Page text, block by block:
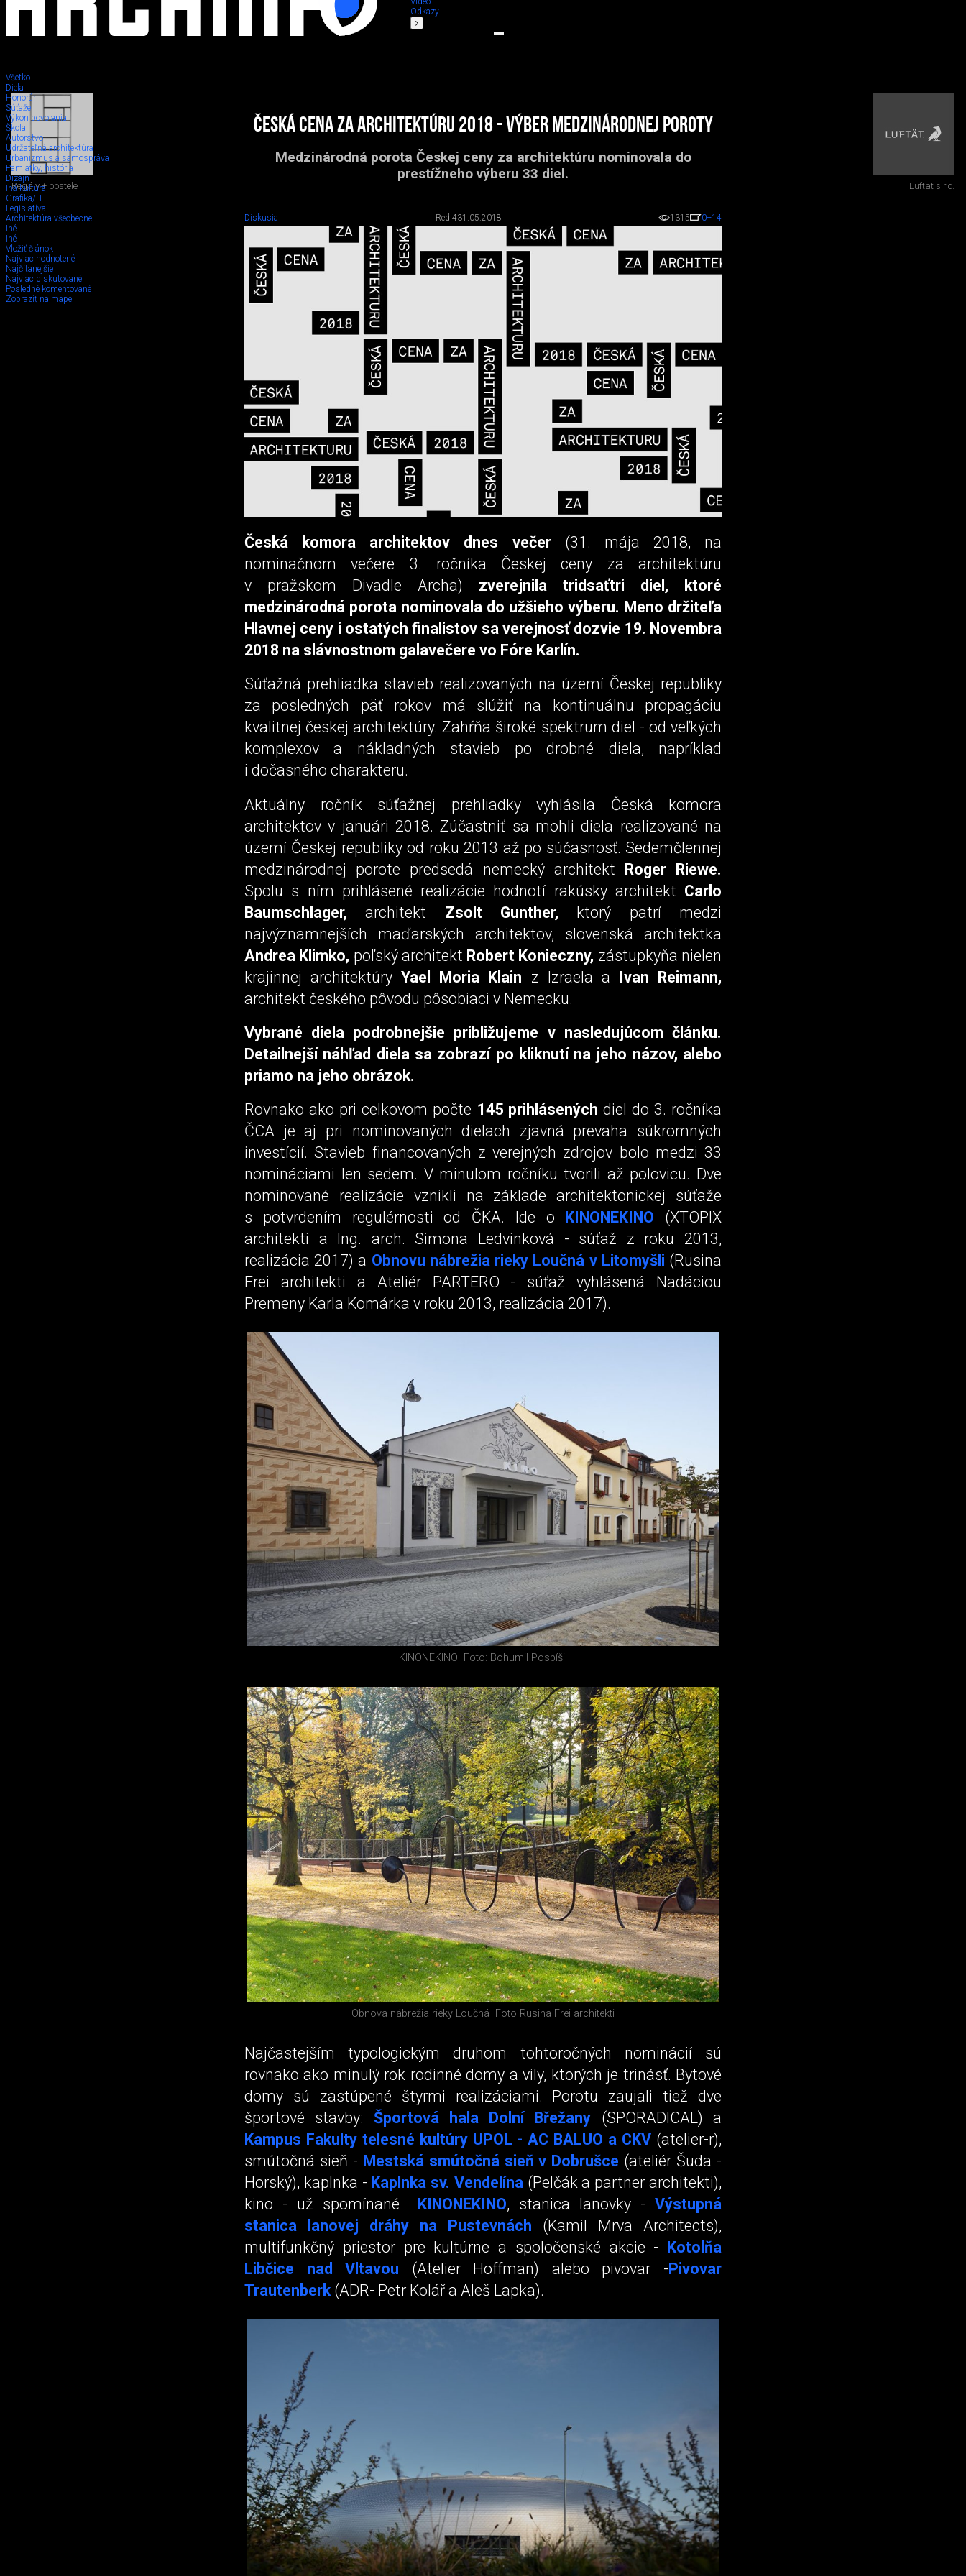
Odkazy
Všetko
Diela
Honorár
Súťaže
Výkon povolania
Škola
Autorstvo
Udržateľná architektúra
Urbanizmus a samospráva
Pamiatky, história
Dizajn
Iná kultúra
Grafika/IT
Legislatíva
Architektúra všeobecne
Iné
Iné
Vložiť článok
Najviac hodnotené
Najčítanejšie
Najviac diskutované
Posledné komentované
Zobraziť na mape
Česká cena za architektúru 2018 - výber medzinárodnej poroty
Medzinárodná porota Českej ceny za architektúru nominovala do
prestížneho výberu 33 diel.
Diskusia Red 431.05.2018 1315 0+14
Česká komora architektov dnes večer(31. mája 2018, na
nominačnom večere 3. ročníka Českej ceny za architektúru
v pražskom Divadle Archa) zverejnila tridsaťtri diel, ktoré
medzinárodná porota nominovala do užšieho výberu. Meno držiteľa
Hlavnej ceny i ostatých finalistov sa verejnosť dozvie 19. Novembra
2018 na slávnostnom galavečere vo Fóre Karlín.
Súťažná prehliadka stavieb realizovaných na území Českej republiky
za posledných päť rokov má slúžiť na kontinuálnu propagáciu
kvalitnej českej architektúry. Zahŕňa široké spektrum diel - od veľkých
komplexov a nákladných stavieb po drobné diela, napríklad
i dočasného charakteru.
Aktuálny ročník súťažnej prehliadky vyhlásila Česká komora
architektov v januári 2018. Zúčastniť sa mohli diela realizované na
území Českej republiky od roku 2013 až po súčasnosť. Sedemčlennej
medzinárodnej porote predsedá nemecký architekt Roger Riewe.
Spolu s ním prihlásené realizácie hodnotí rakúsky architekt Carlo
Baumschlager, architekt Zsolt Gunther, ktorý patrí medzi
najvýznamnejších maďarských architektov, slovenská architektka
Andrea Klimko, poľský architekt Robert Konieczny, zástupkyňa nielen
krajinnej architektúryYael Moria Klain z Izraela a Ivan Reimann,
architekt českého pôvodu pôsobiaci v Nemecku.
Vybrané diela podrobnejšie približujeme v nasledujúcom článku.
Detailnejší náhľad diela sa zobrazí po kliknutí na jeho názov, alebo
priamo na jeho obrázok.
Rovnako ako pri celkovom počte 145 prihlásených diel do 3. ročníka
ČCA je aj pri nominovaných dielach zjavná prevaha súkromných
investícií. Stavieb financovaných z verejných zdrojov bolo medzi 33
nomináciami len sedem. V minulom ročníku tvorili až polovicu. Dve
nominované realizácie vznikli na základe architektonickej súťaže
s potvrdením regulérnosti od ČKA. Ide o KINONEKINO (XTOPIX
architekti a Ing. arch. Simona Ledvinková - súťaž z roku 2013,
realizácia 2017) a Obnovu nábrežia rieky Loučná v Litomyšli (Rusina
Frei architekti a Ateliér PARTERO - súťaž vyhlásená Nadáciou
Premeny Karla Komárka v roku 2013, realizácia 2017).
Regály + postele Luftät s.r.o.
KINONEKINO Foto: Bohumil Pospíšil
Obnova nábrežia rieky Loučná Foto Rusina Frei architekti
Najčastejším typologickým druhom tohtoročných nominácií sú
rovnako ako minulý rok rodinné domy a vily, ktorých je trinásť. Bytové
domy sú zastúpené štyrmi realizáciami. Porotu zaujali tiež dve
športové stavby: Športová hala Dolní Břežany
(SPORADICAL) a
Kampus Fakulty telesné kultúry UPOL - AC BALUO a CKV (atelier-r),
smútočná sieň - Mestská smútočná sieň v Dobrušce (ateliér Šuda -
Horský), kaplnka - Kaplnka sv. Vendelína (Pelčák a partner architekti),
kino - už spomínané KINONEKINO, stanica lanovky -Výstupná
stanica lanovej dráhy na Pustevnách (Kamil Mrva Architects),
multifunkčný priestor pre kultúrne a spoločenské akcie - Kotolňa
Libčice nad Vltavou (Atelier Hoffman) alebo pivovar -Pivovar
Trautenberk (ADR- Petr Kolář a Aleš Lapka).